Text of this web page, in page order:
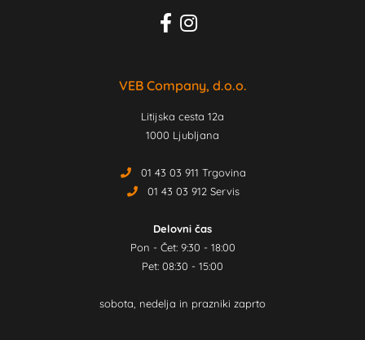
VEB Company, d.o.o.
Litijska cesta 12a
1000 Ljubljana
01 43 03 911 Trgovina
01 43 03 912 Servis
Delovni čas
Pon - Čet: 9:30 - 18:00
Pet: 08:30 - 15:00
sobota, nedelja in prazniki zaprto